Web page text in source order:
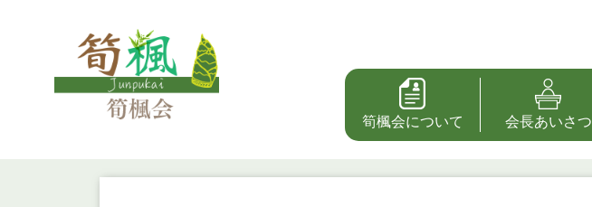
筍楓会について 会長あいさつ